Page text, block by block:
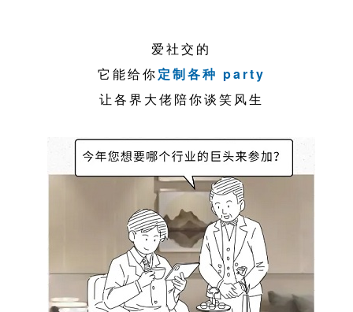
爱社交的
它能给你定制各种 party
让各界大佬陪你谈笑风生